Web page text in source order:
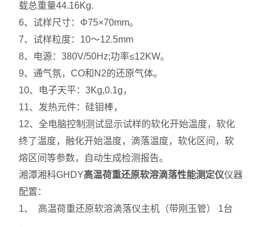
载总重量44.16Kg.
6、试样尺寸：Φ75×70mm。
7、试样粒度：10～12.5mm
8、电源：380V/50Hz;功率≤12KW。
9、通气氛，CO和N2的还原气体。
10、电子天平：3Kg,0.1g，
11、发热元件：硅钼棒，
12、全电脑控制测试显示试样的软化开始温度，软化
终了温度，融化开始温度，滴落温度，软化区间，软
熔区间等参数，自动生成检测报告。
湘潭湘科GHDY高温荷重还原软溶滴落性能测定仪仪器
配置：
1、 高温荷重还原软溶滴落仪主机（带刚玉管） 1台